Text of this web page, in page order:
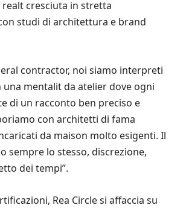
cresciuta in stretta
studi di architettura e brand
contractor, noi siamo interpreti
una mentalit da atelier dove ogni
di un racconto ben preciso e
con architetti di fama
da maison molto esigenti. Il
sempre lo stesso, discrezione,
dei tempi”.
Rea Circle si affaccia su